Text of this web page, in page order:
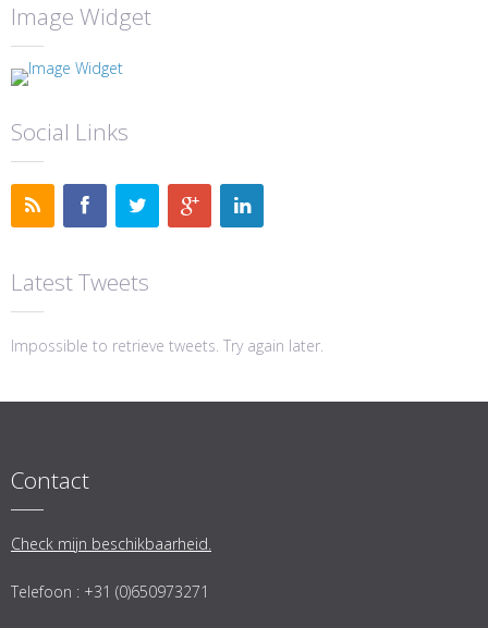
Image Widget
Social Links
Latest Tweets
Impossible to retrieve tweets. Try again later.
Contact
Check mijn beschikbaarheid.
Telefoon : +31 (0)650973271